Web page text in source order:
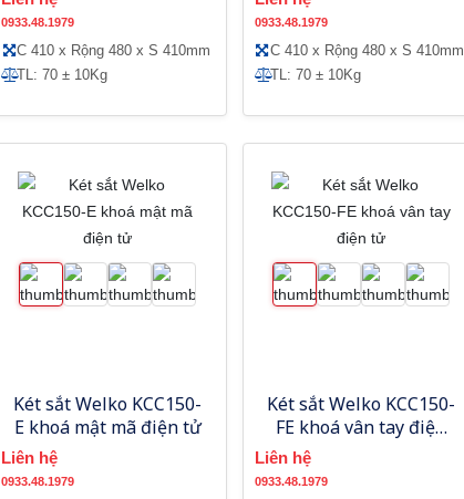
0933.48.1979
C 410 x Rộng 480 x S 410mm
TL: 70 ± 10Kg
0933.48.1979
C 410 x Rộng 480 x S 410mm
TL: 70 ± 10Kg
Két sắt Welko KCC150-
E khoá mật mã điện tử
Liên hệ
0933.48.1979
Két sắt Welko KCC150-
FE khoá vân tay điện
Liên hệ
0933.48.1979